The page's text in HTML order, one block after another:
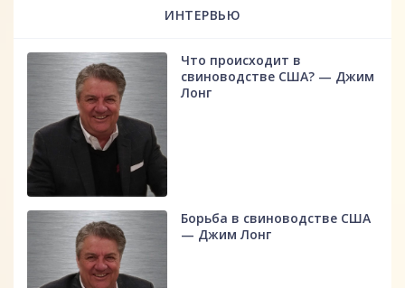
ИНТЕРВЬЮ
Что происходит в
свиноводстве США? — Джим
Лонг
Борьба в свиноводстве США
— Джим Лонг